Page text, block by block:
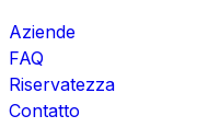
Aziende
FAQ
Riservatezza
Contatto